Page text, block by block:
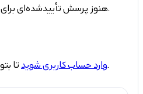
هنوز پرسش تأییدشده‌ای برای این محصول ثبت نشده است.
وارد حساب کاربری شویدتا بتوانید پرسش یا پاسخ ثبت کنید.